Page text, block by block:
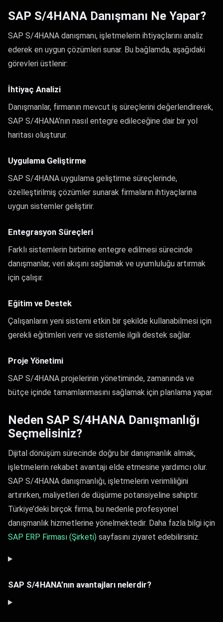
SAP S/4HANA Danışmanı Ne Yapar?
SAP S/4HANA danışmanı, işletmelerin ihtiyaçlarını analiz
ederek en uygun çözümleri sunar. Bu bağlamda, aşağıdaki
görevleri üstlenir:
İhtiyaç Analizi
Danışmanlar, firmanın mevcut iş süreçlerini değerlendirerek,
SAP S/4HANA’nın nasıl entegre edileceğine dair bir yol
haritası oluşturur.
Uygulama Geliştirme
SAP S/4HANA uygulama geliştirme süreçlerinde,
özelleştirilmiş çözümler sunarak firmaların ihtiyaçlarına
uygun sistemler geliştirir.
Entegrasyon Süreçleri
Farklı sistemlerin birbirine entegre edilmesi sürecinde
danışmanlar, veri akışını sağlamak ve uyumluluğu artırmak
için çalışır.
Eğitim ve Destek
Çalışanların yeni sistemi etkin bir şekilde kullanabilmesi için
gerekli eğitimleri verir ve sistemle ilgili destek sağlar.
Proje Yönetimi
SAP S/4HANA projelerinin yönetiminde, zamanında ve
bütçe içinde tamamlanmasını sağlamak için planlama yapar.
Neden SAP S/4HANA Danışmanlığı
Seçmelisiniz?
Dijital dönüşüm sürecinde doğru bir danışmanlık almak,
işletmelerin rekabet avantajı elde etmesine yardımcı olur.
SAP S/4HANA danışmanlığı, işletmelerin verimliliğini
artırırken, maliyetleri de düşürme potansiyeline sahiptir.
Türkiye’deki birçok firma, bu nedenle profesyonel
danışmanlık hizmetlerine yönelmektedir. Daha fazla bilgi için
SAP ERP Firması (Şirketi) sayfasını ziyaret edebilirsiniz.
SAP S/4HANA’nın avantajları nelerdir?